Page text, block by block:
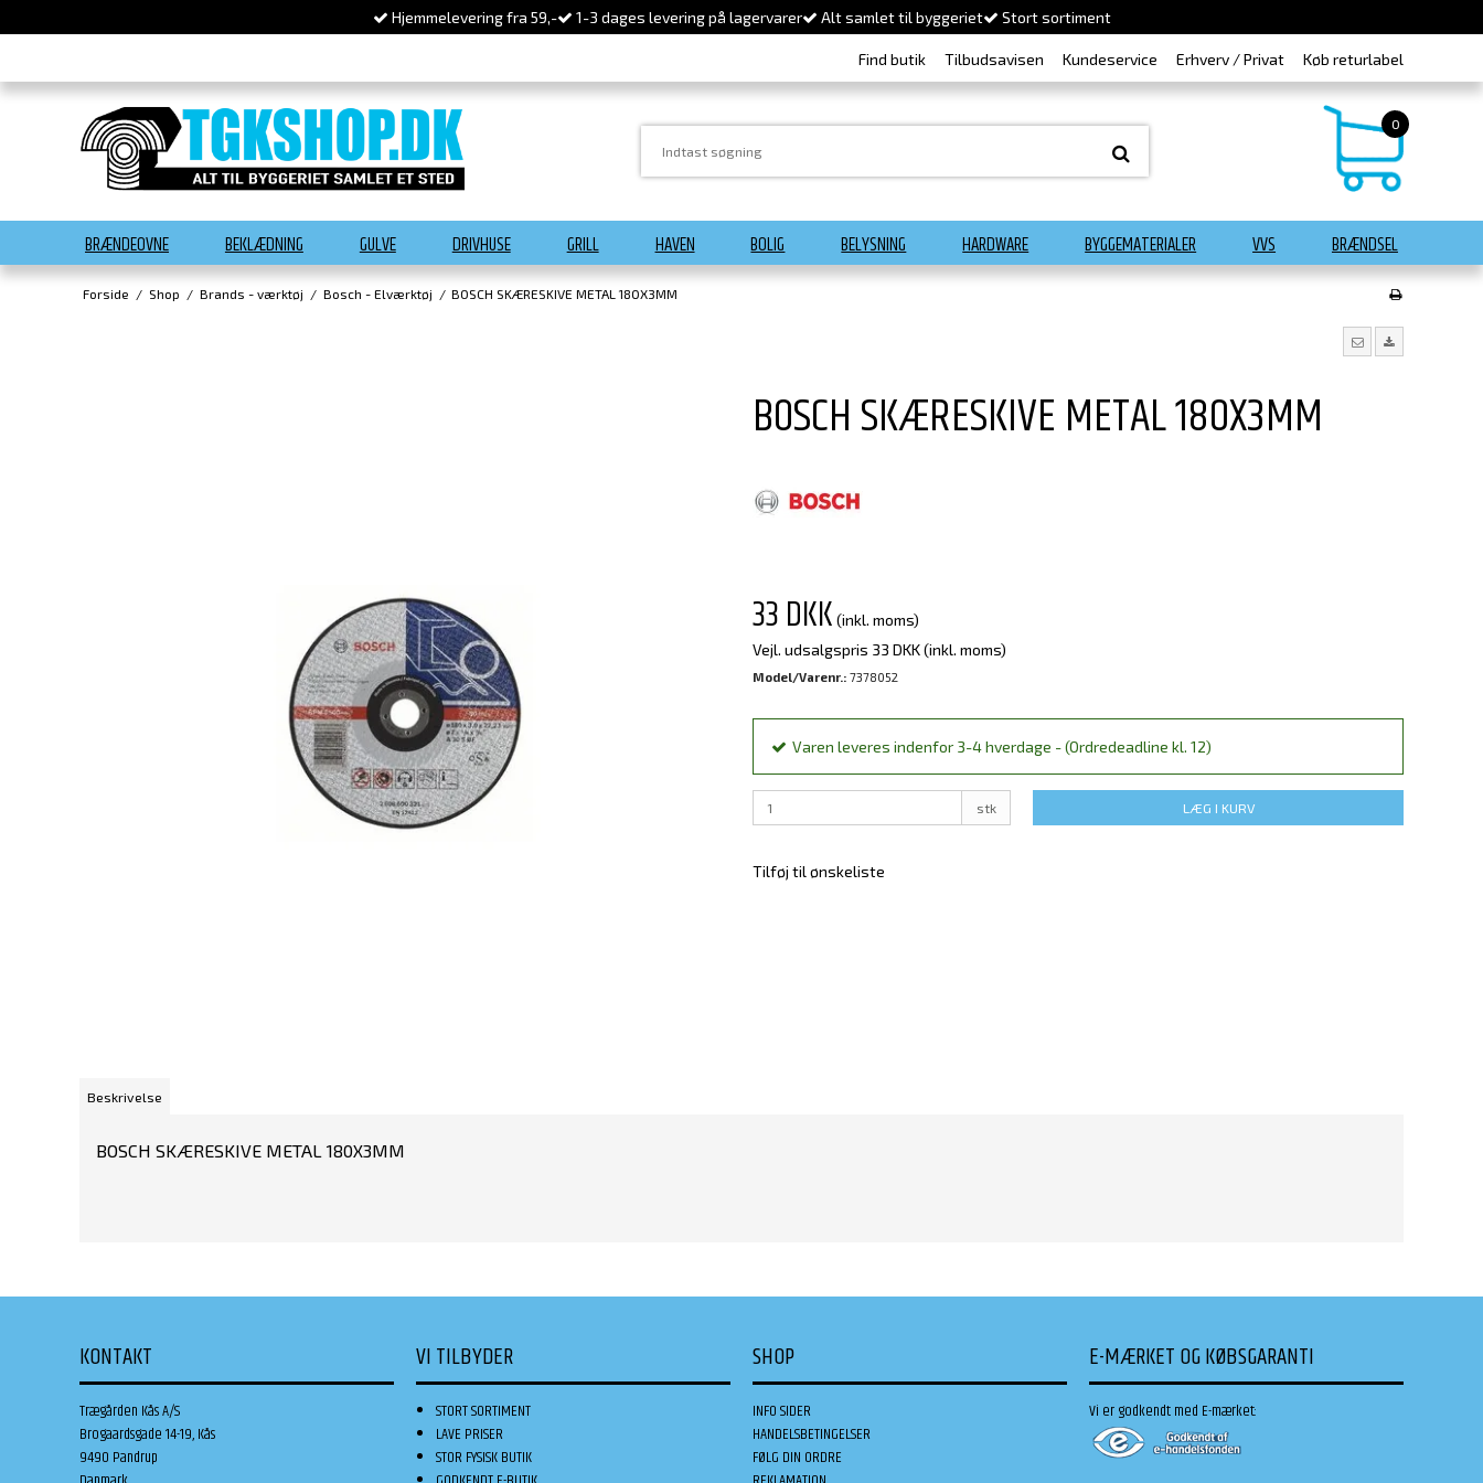
Hjemmelevering fra 59,- 1-3 dages levering på lagervarer Alt samlet til byggeriet Stort sortiment
Find butik Tilbudsavisen Kundeservice Erhverv / Privat Køb returlabel
0
BRÆNDEOVNE BEKLÆDNING GULVE DRIVHUSE GRILL HAVEN BOLIG BELYSNING HARDWARE BYGGEMATERIALER VVS BRÆNDSEL
Forside / Shop / Brands - værktøj / Bosch - Elværktøj / BOSCH SKÆRESKIVE METAL 180X3MM
BOSCH SKÆRESKIVE METAL 180X3MM
33 DKK (inkl. moms)
Vejl. udsalgspris 33 DKK(inkl. moms)
Model/Varenr.: 7378052
Varen leveres indenfor 3-4 hverdage - (Ordredeadline kl. 12)
stk LÆG I KURV
Tilføj til ønskeliste
Beskrivelse
BOSCH SKÆRESKIVE METAL 180X3MM
KONTAKT
Trægården Kås A/S
Brogaardsgade 14-19, Kås
9490 Pandrup
VI TILBYDER
STORT SORTIMENT
LAVE PRISER
STOR FYSISK BUTIK
SHOP
INFO SIDER
HANDELSBETINGELSER
FØLG DIN ORDRE
E-MÆRKET OG KØBSGARANTI
Vi er godkendt med E-mærket: